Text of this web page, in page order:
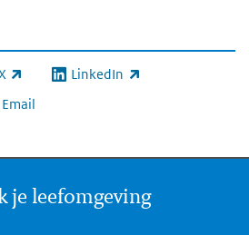
is external)LinkedIn
(link is external)
Email
je leefomgeving